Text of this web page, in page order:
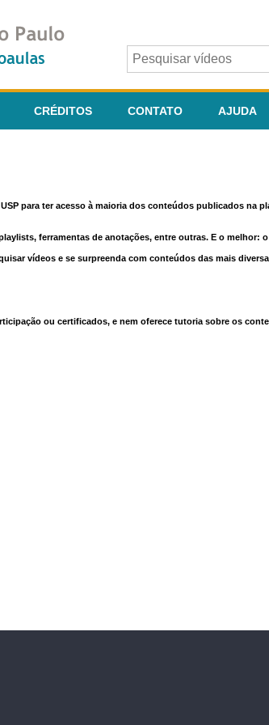
CRÉDITOS CONTATO AJUDA
para ter acesso à maioria dos conteúdos publicados
ferramentas de anotações, entre outras. E o melhor:
vídeos e se surpreenda com conteúdos das mais
ou certificados, e nem oferece tutoria sobre os